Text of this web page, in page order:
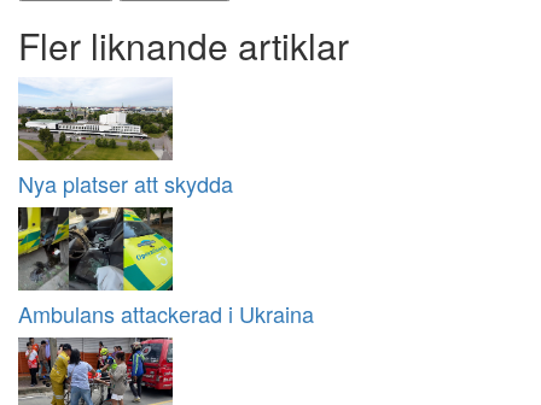
Fler liknande artiklar
Nya platser att skydda
Ambulans attackerad i Ukraina